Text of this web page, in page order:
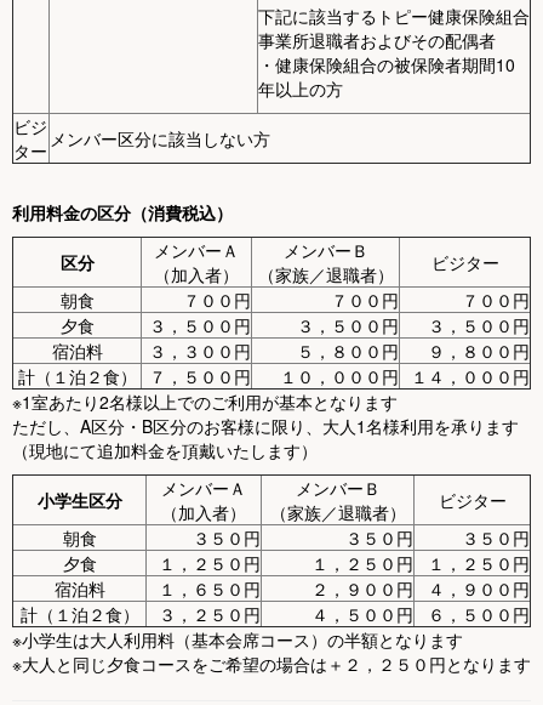
下記に該当するトピー健康保険組合
事業所退職者およびその配偶者
・健康保険組合の被保険者期間10
年以上の方
ビジ
ター メンバー区分に該当しない方
利用料金の区分（消費税込）
区分
メンバーＡ
（加入者）
メンバーＢ
（家族／退職者）
ビジター
朝食
７００円 ７００円
７００円
夕食
３，５００円 ３，５００円
３，５００円
宿泊料
３，３００円 ５，８００円
９，８００円
計（１泊２食）
７，５００円 １０，０００円
１４，０００円
※1室あたり2名様以上でのご利用が基本となります
ただし、A区分・B区分のお客様に限り、大人1名様利用を承ります
（現地にて追加料金を頂戴いたします）
小学生区分
メンバーＡ
（加入者）
メンバーＢ
（家族／退職者）
ビジター
朝食
３５０円 ３５０円
３５０円
夕食
１，２５０円 １，２５０円
１，２５０円
宿泊料
１，６５０円 ２，９００円
４，９００円
計（１泊２食）
３，２５０円 ４，５００円
６，５００円
※小学生は大人利用料（基本会席コース）の半額となります
※大人と同じ夕食コースをご希望の場合は＋２，２５０円となります